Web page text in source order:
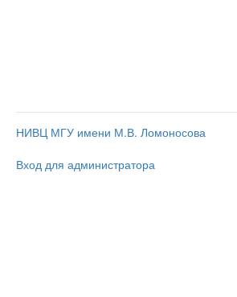
НИВЦ МГУ имени М.В. Ломоносова
Вход для администратора